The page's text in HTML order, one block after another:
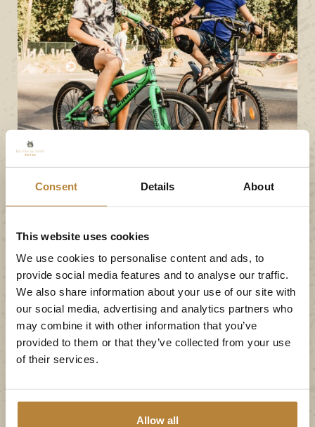
Consent Details About
This website uses cookies
We use cookies to personalise content and ads, to
provide social media features and to analyse our traffic.
We also share information about your use of our site with
our social media, advertising and analytics partners who
may combine it with other information that you’ve
provided to them or that they’ve collected from your use
of their services.
Allow all